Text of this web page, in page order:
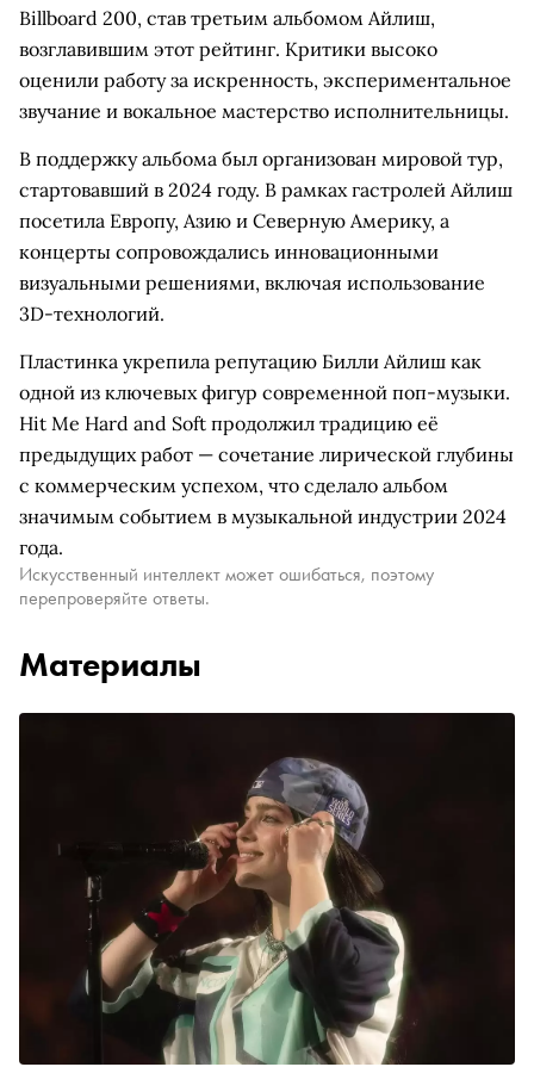
Billboard 200, став третьим альбомом Айлиш,
возглавившим этот рейтинг. Критики высоко
оценили работу за искренность, экспериментальное
звучание и вокальное мастерство исполнительницы.
В поддержку альбома был организован мировой тур,
стартовавший в 2024 году. В рамках гастролей Айлиш
посетила Европу, Азию и Северную Америку, а
концерты сопровождались инновационными
визуальными решениями, включая использование
3D-технологий.
Пластинка укрепила репутацию Билли Айлиш как
одной из ключевых фигур современной поп-музыки.
Hit Me Hard and Soft продолжил традицию её
предыдущих работ — сочетание лирической глубины
с коммерческим успехом, что сделало альбом
значимым событием в музыкальной индустрии 2024
года.
Искусственный интеллект может ошибаться, поэтому
перепроверяйте ответы.
Материалы